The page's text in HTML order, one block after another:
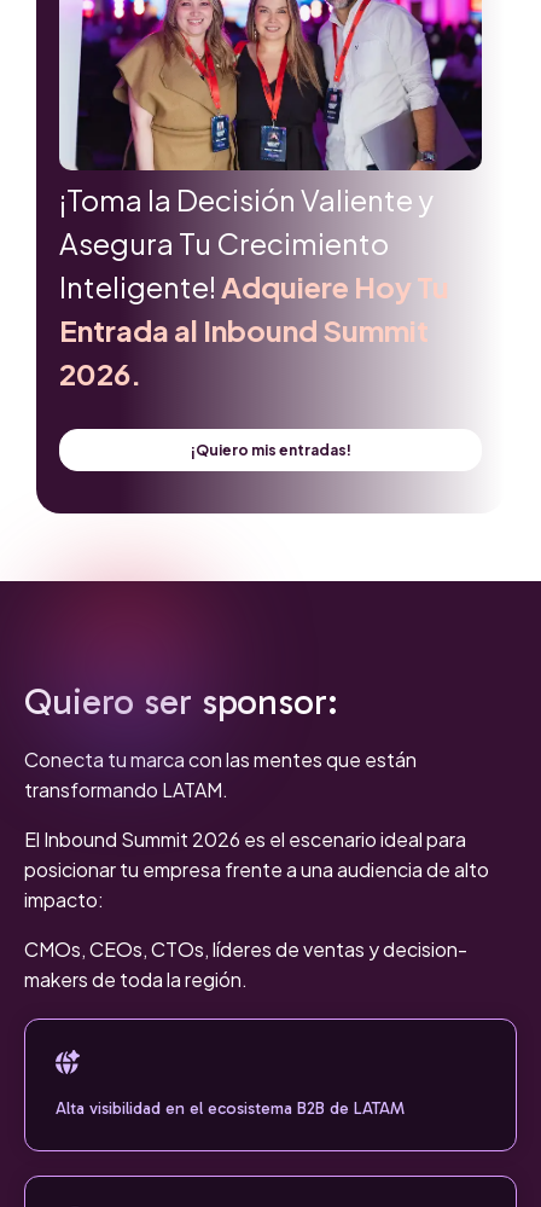
¡Toma la Decisión Valiente y
Asegura Tu Crecimiento
Inteligente! Adquiere Hoy Tu
Entrada al Inbound Summit
2026.
¡Quiero mis entradas!
Quiero ser sponsor:
Conecta tu marca con las mentes que están
transformando LATAM.
El Inbound Summit 2026 es el escenario ideal para
posicionar tu empresa frente a una audiencia de alto
impacto:
CMOs, CEOs, CTOs, líderes de ventas y decision-
makers de toda la región.
Alta visibilidad en el ecosistema B2B de LATAM